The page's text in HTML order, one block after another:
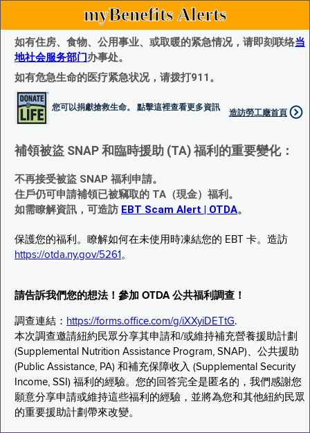
myBenefits Alerts
如有住房、食物、公用事业、或取暖的紧急情况，请即刻联络当
地社会服务部门办事处。
如有危急生命的医疗紧急状况，请拨打911。
您可以捐獻搶救生命。 點擊這裡查看更多資訊
造訪勞工廰首頁
補領被盜 SNAP 和臨時援助 (TA) 福利的重要變化：
不再接受被盜 SNAP 福利申請。
住戶仍可申請補領已被竊取的 TA（現金）福利。
如需瞭解資訊，可造訪 EBT Scam Alert | OTDA。
保護您的福利。瞭解如何在未使用時凍結您的 EBT 卡。造訪
https://otda.ny.gov/5261 。
請告訴我們您的想法！參加 OTDA 公共福利調查！
調查連結： https://forms.office.com/g/iXXyiDETtG.
本次調查邀請紐約民眾分享其申請和/或維持補充營養援助計劃
(Supplemental Nutrition Assistance Program, SNAP)、公共援助
(Public Assistance, PA) 和補充保障收入 (Supplemental Security
Income, SSI) 福利的經驗。您的回答完全是匿名的，我們感謝您
願意分享申請或維持這些福利的經驗，並將為您和其他紐約民眾
的重要援助計劃帶來改變。